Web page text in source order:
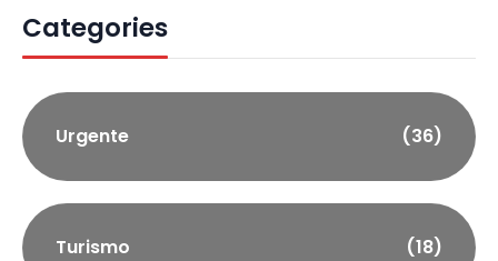
Categories
Urgente (36)
Turismo (18)